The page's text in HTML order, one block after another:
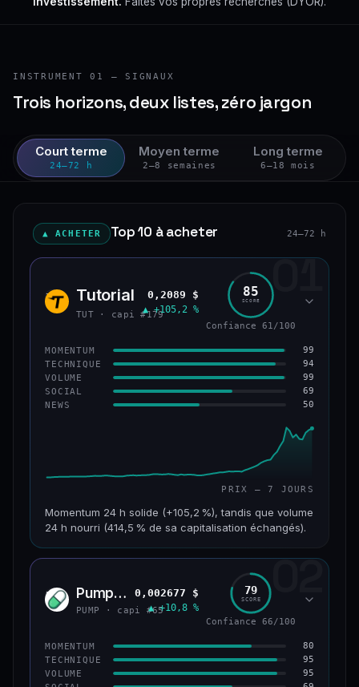
INSTRUMENT 01 — SIGNAUX
Trois horizons, deux listes, zéro jargon
Court terme
24–72 h
Moyen terme
2–8 semaines
Long terme
6–18 mois
▲ ACHETER Top 10 à acheter 24–72 h
01
TUT Tutorial
TUT · capi #179
0,2089 $
▲ +105,2 %
85
SCORE
Confiance 61/100
MOMENTUM 99
TECHNIQUE 94
VOLUME 99
SOCIAL 69
NEWS 50
PRIX — 7 JOURS
Momentum 24 h solide (+105,2 %), tandis que volume
24 h nourri (414,5 % de sa capitalisation échangés).
CAP. MARCHÉ VOLUME 24 H
VAR. 7 J VAR. 30 J
+1 610,9 %
VS ATH
−28,0 %
02
PUMP Pump.fun
PUMP · capi #65
0,002677 $
▲ +10,8 %
79
SCORE
Confiance 66/100
MOMENTUM 80
TECHNIQUE 95
VOLUME 95